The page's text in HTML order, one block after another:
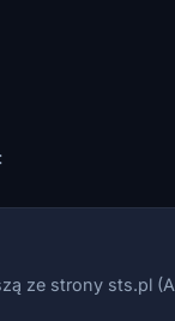
ze strony sts.pl